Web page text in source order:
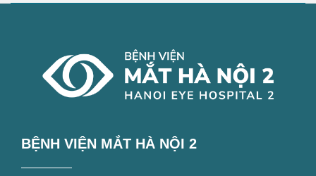
BỆNH VIỆN MẮT HÀ NỘI 2